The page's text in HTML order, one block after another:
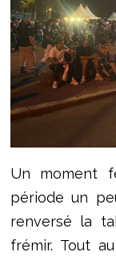
Un moment
période un
renversé la
frémir. Tout